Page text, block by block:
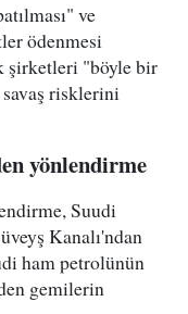
ve
ödenmesi
şirketleri "böyle bir
risklerini
yönlendirme
Suudi
Kanalı'ndan
ham petrolünün
gemilerin